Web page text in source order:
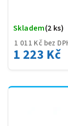
1 011 Kč bez
1 223 Kč
Skladem(2 ks)